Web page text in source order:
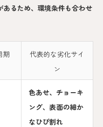
るため、環境条件も合わせ
期
代表的な劣化サイ
ン
色あせ、チョーキ
ング、表面の細か
なひび割れ